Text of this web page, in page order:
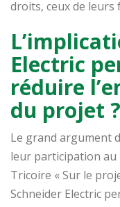
droits, ceux de leurs
Electric
réduire
du projet ?
Le grand argument
leur participation au
Tricoire « Sur le
Schneider Electric